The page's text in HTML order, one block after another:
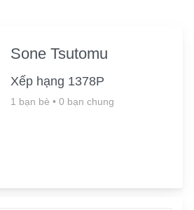
Sone Tsutomu
Xếp hạng 1378P
1 bạn bè • 0 bạn chung